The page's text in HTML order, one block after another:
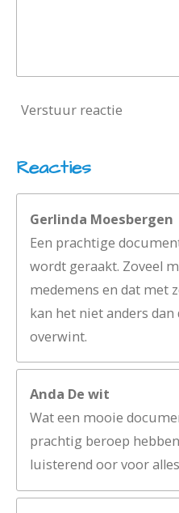
Verstuur reactie
Reacties
Gerlinda Moesbergen
Een prachtige
wordt geraakt. Zoveel
medemens en dat met
kan het niet anders
overwint.
Anda De wit
Wat een mooie
prachtig beroep
luisterend oor voor